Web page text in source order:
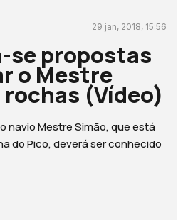
29 jan, 2018, 15:56
se propostas
o Mestre
rochas (Vídeo)
navio Mestre Simão, que está
do Pico, deverá ser conhecido